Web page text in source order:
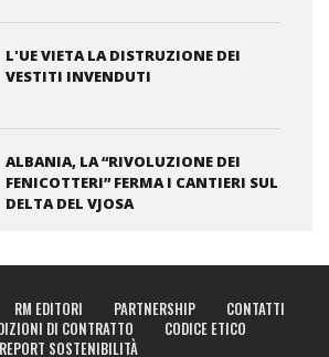
L'UE VIETA LA DISTRUZIONE DEI
VESTITI INVENDUTI
ALBANIA, LA “RIVOLUZIONE DEI
FENICOTTERI” FERMA I CANTIERI SUL
DELTA DEL VJOSA
RM EDITORI PARTNERSHIP
CONTATTI
DI CONTRATTO
CODICE ETICO
REPORT SOSTENIBILITÀ